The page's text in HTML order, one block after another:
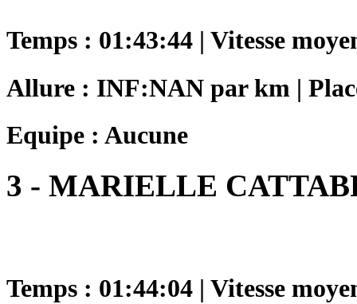
Temps : 01:43:44 | Vitesse
Allure : INF:NAN par km |
Equipe : Aucune
3 - MARIELLE
Temps : 01:44:04 | Vitesse